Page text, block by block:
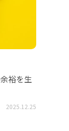
裕を生
2025.12.25